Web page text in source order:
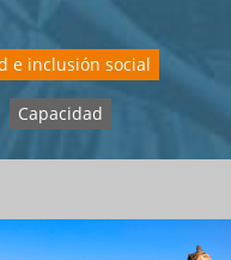
e inclusión social
Capacidad